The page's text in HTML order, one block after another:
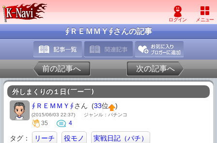
∮ＲＥＭＭＹ∮さんの記事
前の記事へ 次の記事へ
外しまくりの１日(￣ー￣)
∮ＲＥＭＭＹ∮さん (33位 )
(2015/06/03 22:37) ジャンル：パチンコ
35 4
タグ： リーチ 役モノ 実戦日記（パチ）